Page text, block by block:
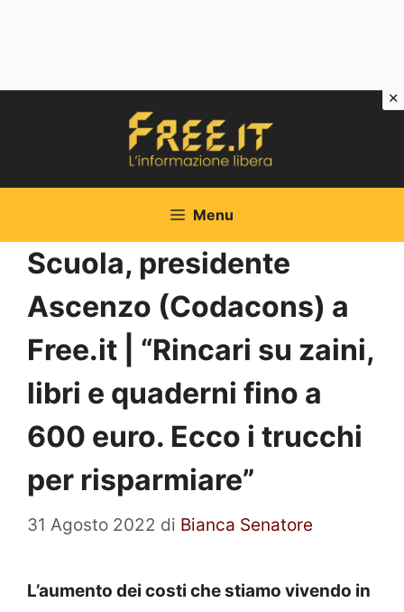
Menu
Scuola, presidente
Ascenzo (Codacons) a
Free.it | “Rincari su zaini,
libri e quaderni fino a
600 euro. Ecco i trucchi
per risparmiare”
31 Agosto 2022 di Bianca Senatore
L’aumento dei costi che stiamo vivendo in